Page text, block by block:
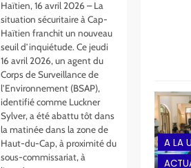
Haïtien, 16 avril 2026 – La
situation sécuritaire à Cap-
Haïtien franchit un nouveau
seuil d’inquiétude. Ce jeudi
16 avril 2026, un agent du
Corps de Surveillance de
l’Environnement (BSAP),
identifié comme Luckner
Sylver, a été abattu tôt dans
la matinée dans la zone de
Haut-du-Cap, à proximité du
sous-commissariat, à
Citadelle Henry
A LA UNE
Au Limbé, un stade
pour rallumer la
flamme du football
local
A LA UNE
Ariana Milagro
Lafond triomphe à la
finale du House of
A LA UNE
A LA